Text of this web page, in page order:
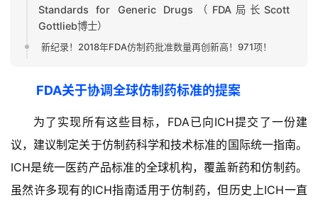
B
D
融
Standards for Generic Drugs（FDA局长Scott
Gottlieb博士）
新纪录！2018年FDA仿制药批准数量再创新高！971项！
FDA关于协调全球仿制药标准的提案
为了实现所有这些目标，FDA已向ICH提交了一份建
议，建议制定关于仿制药科学和技术标准的国际统一指南。
ICH是统一医药产品标准的全球机构，覆盖新药和仿制药。
虽然许多现有的ICH指南适用于仿制药，但历史上ICH一直